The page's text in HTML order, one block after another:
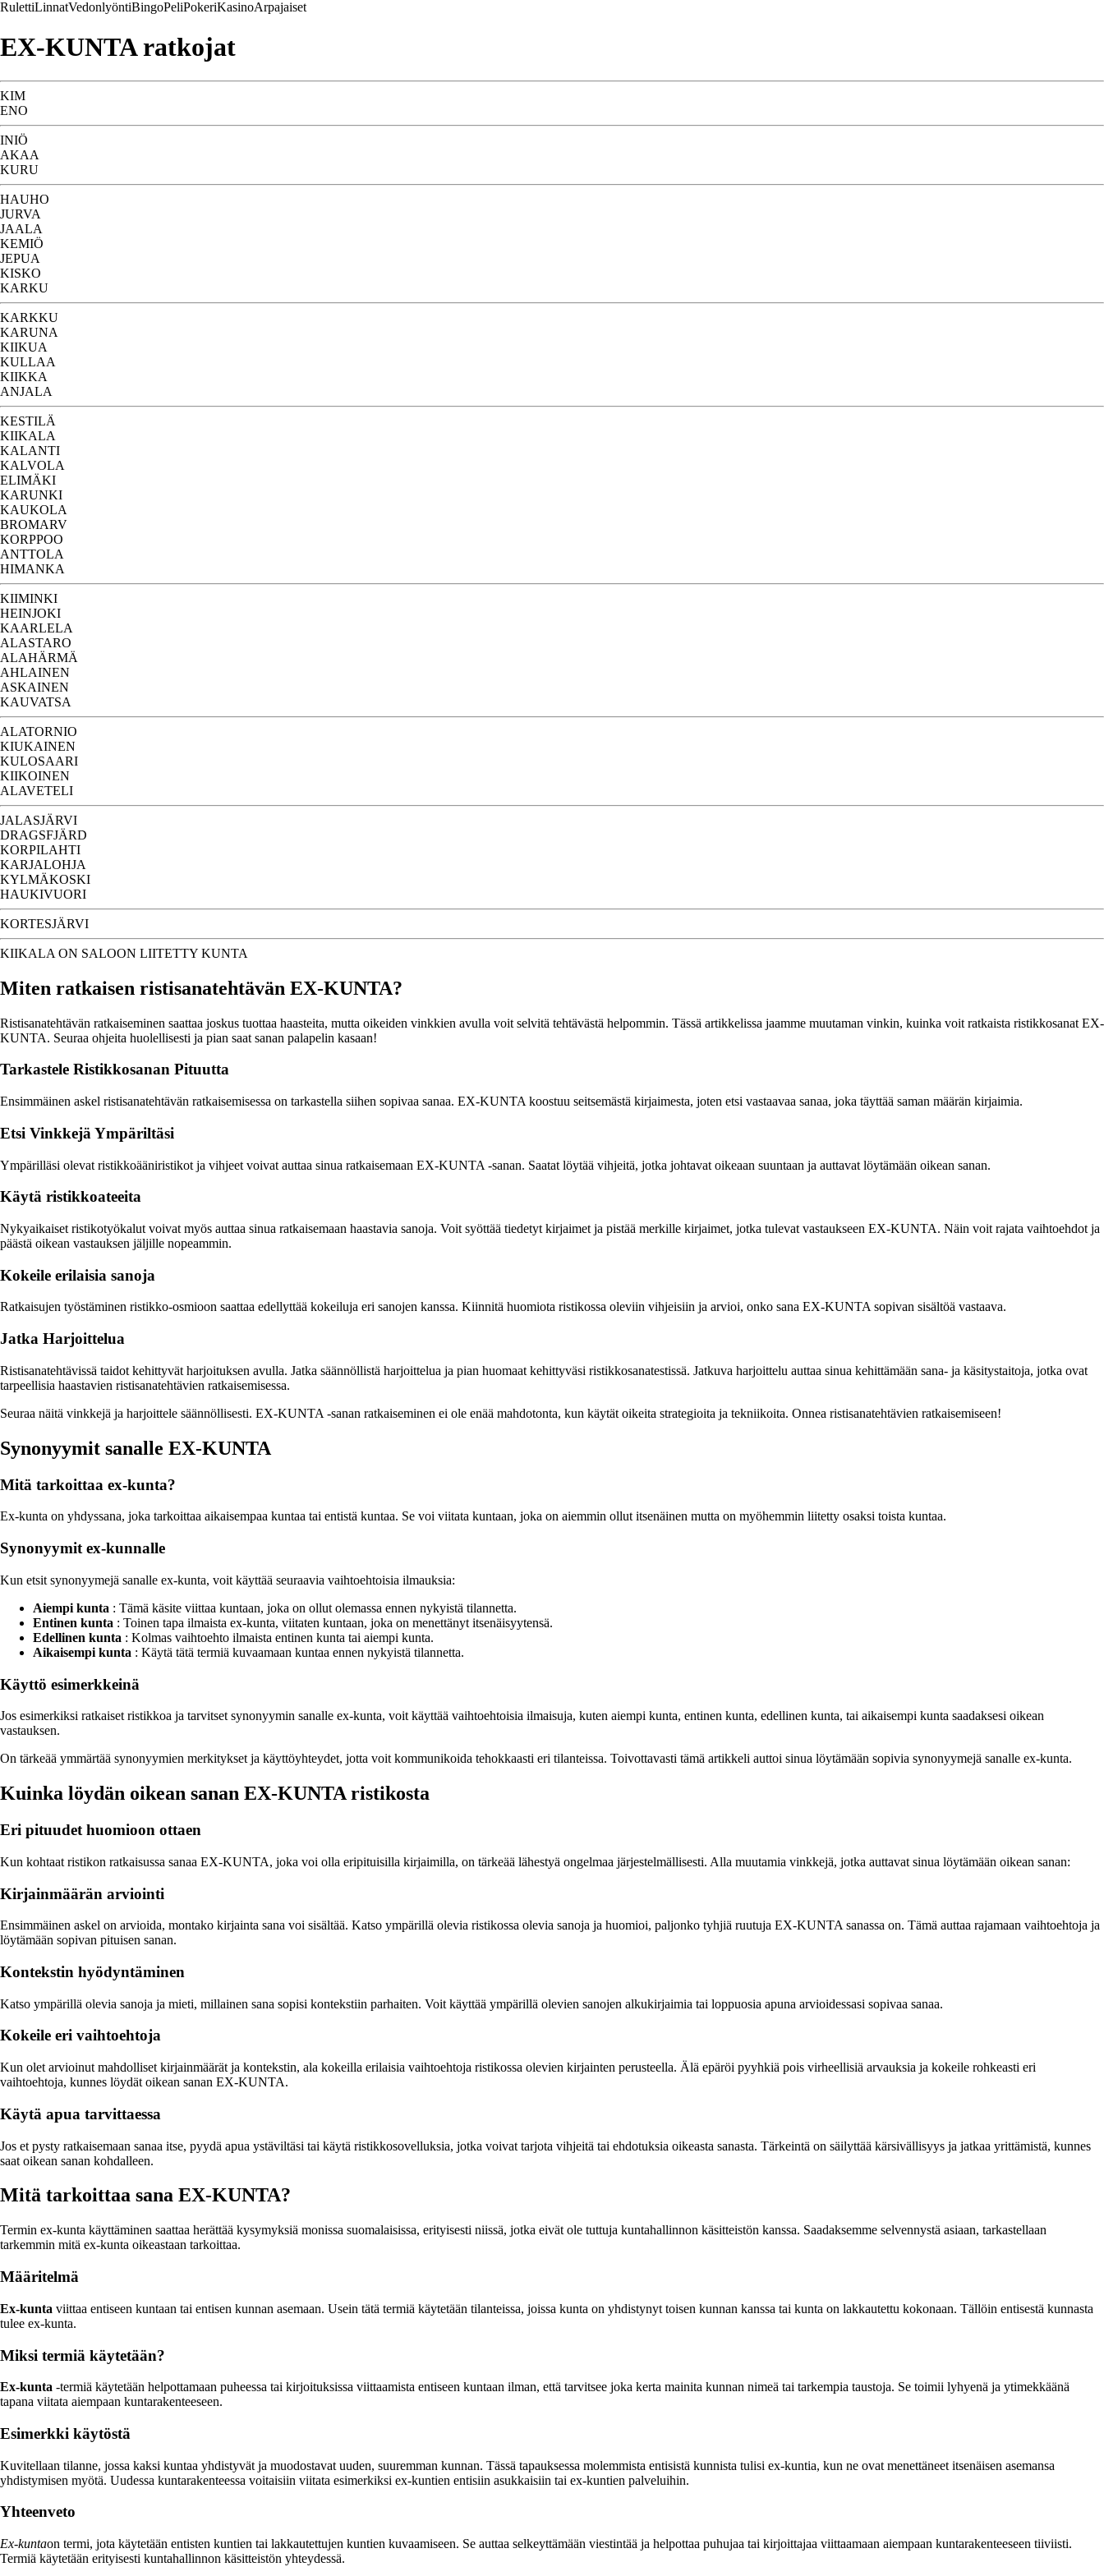
RulettiLinnatVedonlyöntiBingoPeliPokeriKasinoArpajaiset
EX-KUNTA ratkojat
KIM
ENO
INIÖ
AKAA
KURU
HAUHO
JURVA
JAALA
KEMIÖ
JEPUA
KISKO
KARKU
KARKKU
KARUNA
KIIKUA
KULLAA
KIIKKA
ANJALA
KESTILÄ
KIIKALA
KALANTI
KALVOLA
ELIMÄKI
KARUNKI
KAUKOLA
BROMARV
KORPPOO
ANTTOLA
HIMANKA
KIIMINKI
HEINJOKI
KAARLELA
ALASTARO
ALAHÄRMÄ
AHLAINEN
ASKAINEN
KAUVATSA
ALATORNIO
KIUKAINEN
KULOSAARI
KIIKOINEN
ALAVETELI
JALASJÄRVI
DRAGSFJÄRD
KORPILAHTI
KARJALOHJA
KYLMÄKOSKI
HAUKIVUORI
KORTESJÄRVI
KIIKALA ON SALOON LIITETTY KUNTA
Miten ratkaisen ristisanatehtävän EX-KUNTA?
Ristisanatehtävän ratkaiseminen saattaa joskus tuottaa haasteita, mutta oikeiden vinkkien avulla voit selvitä tehtävästä helpommin. Tässä artikkelissa jaamme muutaman vinkin, kuinka voit ratkaista ristikkosanat EX-
KUNTA. Seuraa ohjeita huolellisesti ja pian saat sanan palapelin kasaan!
Tarkastele Ristikkosanan Pituutta
Ensimmäinen askel ristisanatehtävän ratkaisemisessa on tarkastella siihen sopivaa sanaa. EX-KUNTA koostuu seitsemästä kirjaimesta, joten etsi vastaavaa sanaa, joka täyttää saman määrän kirjaimia.
Etsi Vinkkejä Ympäriltäsi
Ympärilläsi olevat ristikkoääniristikot ja vihjeet voivat auttaa sinua ratkaisemaan EX-KUNTA -sanan. Saatat löytää vihjeitä, jotka johtavat oikeaan suuntaan ja auttavat löytämään oikean sanan.
Käytä ristikkoateeita
Nykyaikaiset ristikotyökalut voivat myös auttaa sinua ratkaisemaan haastavia sanoja. Voit syöttää tiedetyt kirjaimet ja pistää merkille kirjaimet, jotka tulevat vastaukseen EX-KUNTA. Näin voit rajata vaihtoehdot ja
päästä oikean vastauksen jäljille nopeammin.
Kokeile erilaisia sanoja
Ratkaisujen työstäminen ristikko-osmioon saattaa edellyttää kokeiluja eri sanojen kanssa. Kiinnitä huomiota ristikossa oleviin vihjeisiin ja arvioi, onko sana EX-KUNTA sopivan sisältöä vastaava.
Jatka Harjoittelua
Ristisanatehtävissä taidot kehittyvät harjoituksen avulla. Jatka säännöllistä harjoittelua ja pian huomaat kehittyväsi ristikkosanatestissä. Jatkuva harjoittelu auttaa sinua kehittämään sana- ja käsitystaitoja, jotka ovat
tarpeellisia haastavien ristisanatehtävien ratkaisemisessa.
Seuraa näitä vinkkejä ja harjoittele säännöllisesti. EX-KUNTA -sanan ratkaiseminen ei ole enää mahdotonta, kun käytät oikeita strategioita ja tekniikoita. Onnea ristisanatehtävien ratkaisemiseen!
Synonyymit sanalle EX-KUNTA
Mitä tarkoittaa ex-kunta?
Ex-kunta on yhdyssana, joka tarkoittaa aikaisempaa kuntaa tai entistä kuntaa. Se voi viitata kuntaan, joka on aiemmin ollut itsenäinen mutta on myöhemmin liitetty osaksi toista kuntaa.
Synonyymit ex-kunnalle
Kun etsit synonyymejä sanalle ex-kunta, voit käyttää seuraavia vaihtoehtoisia ilmauksia:
Aiempi kunta : Tämä käsite viittaa kuntaan, joka on ollut olemassa ennen nykyistä tilannetta.
Entinen kunta : Toinen tapa ilmaista ex-kunta, viitaten kuntaan, joka on menettänyt itsenäisyytensä.
Edellinen kunta : Kolmas vaihtoehto ilmaista entinen kunta tai aiempi kunta.
Aikaisempi kunta : Käytä tätä termiä kuvaamaan kuntaa ennen nykyistä tilannetta.
Käyttö esimerkkeinä
Jos esimerkiksi ratkaiset ristikkoa ja tarvitset synonyymin sanalle ex-kunta, voit käyttää vaihtoehtoisia ilmaisuja, kuten aiempi kunta, entinen kunta, edellinen kunta, tai aikaisempi kunta saadaksesi oikean
vastauksen.
On tärkeää ymmärtää synonyymien merkitykset ja käyttöyhteydet, jotta voit kommunikoida tehokkaasti eri tilanteissa. Toivottavasti tämä artikkeli auttoi sinua löytämään sopivia synonyymejä sanalle ex-kunta.
Kuinka löydän oikean sanan EX-KUNTA ristikosta
Eri pituudet huomioon ottaen
Kun kohtaat ristikon ratkaisussa sanaa EX-KUNTA, joka voi olla eripituisilla kirjaimilla, on tärkeää lähestyä ongelmaa järjestelmällisesti. Alla muutamia vinkkejä, jotka auttavat sinua löytämään oikean sanan:
Kirjainmäärän arviointi
Ensimmäinen askel on arvioida, montako kirjainta sana voi sisältää. Katso ympärillä olevia ristikossa olevia sanoja ja huomioi, paljonko tyhjiä ruutuja EX-KUNTA sanassa on. Tämä auttaa rajamaan vaihtoehtoja ja
löytämään sopivan pituisen sanan.
Kontekstin hyödyntäminen
Katso ympärillä olevia sanoja ja mieti, millainen sana sopisi kontekstiin parhaiten. Voit käyttää ympärillä olevien sanojen alkukirjaimia tai loppuosia apuna arvioidessasi sopivaa sanaa.
Kokeile eri vaihtoehtoja
Kun olet arvioinut mahdolliset kirjainmäärät ja kontekstin, ala kokeilla erilaisia vaihtoehtoja ristikossa olevien kirjainten perusteella. Älä epäröi pyyhkiä pois virheellisiä arvauksia ja kokeile rohkeasti eri
vaihtoehtoja, kunnes löydät oikean sanan EX-KUNTA.
Käytä apua tarvittaessa
Jos et pysty ratkaisemaan sanaa itse, pyydä apua ystäviltäsi tai käytä ristikkosovelluksia, jotka voivat tarjota vihjeitä tai ehdotuksia oikeasta sanasta. Tärkeintä on säilyttää kärsivällisyys ja jatkaa yrittämistä, kunnes
saat oikean sanan kohdalleen.
Mitä tarkoittaa sana EX-KUNTA?
Termin ex-kunta käyttäminen saattaa herättää kysymyksiä monissa suomalaisissa, erityisesti niissä, jotka eivät ole tuttuja kuntahallinnon käsitteistön kanssa. Saadaksemme selvennystä asiaan, tarkastellaan
tarkemmin mitä ex-kunta oikeastaan tarkoittaa.
Määritelmä
Ex-kunta viittaa entiseen kuntaan tai entisen kunnan asemaan. Usein tätä termiä käytetään tilanteissa, joissa kunta on yhdistynyt toisen kunnan kanssa tai kunta on lakkautettu kokonaan. Tällöin entisestä kunnasta
tulee ex-kunta.
Miksi termiä käytetään?
Ex-kunta -termiä käytetään helpottamaan puheessa tai kirjoituksissa viittaamista entiseen kuntaan ilman, että tarvitsee joka kerta mainita kunnan nimeä tai tarkempia taustoja. Se toimii lyhyenä ja ytimekkäänä
tapana viitata aiempaan kuntarakenteeseen.
Esimerkki käytöstä
Kuvitellaan tilanne, jossa kaksi kuntaa yhdistyvät ja muodostavat uuden, suuremman kunnan. Tässä tapauksessa molemmista entisistä kunnista tulisi ex-kuntia, kun ne ovat menettäneet itsenäisen asemansa
yhdistymisen myötä. Uudessa kuntarakenteessa voitaisiin viitata esimerkiksi ex-kuntien entisiin asukkaisiin tai ex-kuntien palveluihin.
Yhteenveto
Ex-kuntaon termi, jota käytetään entisten kuntien tai lakkautettujen kuntien kuvaamiseen. Se auttaa selkeyttämään viestintää ja helpottaa puhujaa tai kirjoittajaa viittaamaan aiempaan kuntarakenteeseen tiiviisti.
Termiä käytetään erityisesti kuntahallinnon käsitteistön yhteydessä.